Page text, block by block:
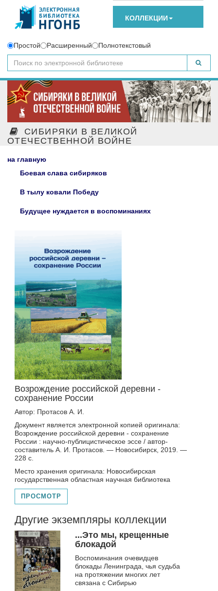
КОЛЛЕКЦИИ
Простой Расширенный Полнотекстовый
СИБИРЯКИ В ВЕЛИКОЙ
ОТЕЧЕСТВЕННОЙ ВОЙНЕ
на главную
Боевая слава сибиряков
В тылу ковали Победу
Будущее нуждается в воспоминаниях
Возрождение российской деревни -
сохранение России
Автор: Протасов А. И.
Документ является электронной копией оригинала:
Возрождение российской деревни - сохранение
России : научно-публицистическое эссе / автор-
составитель А. И. Протасов. — Новосибирск, 2019. —
228 с.
Место хранения оригинала: Новосибирская
государственная областная научная библиотека
ПРОСМОТР
Другие экземпляры коллекции
...Это мы, крещенные
блокадой
Воспоминания очевидцев
блокады Ленинграда, чья судьба
на протяжении многих лет
связана с Сибирью